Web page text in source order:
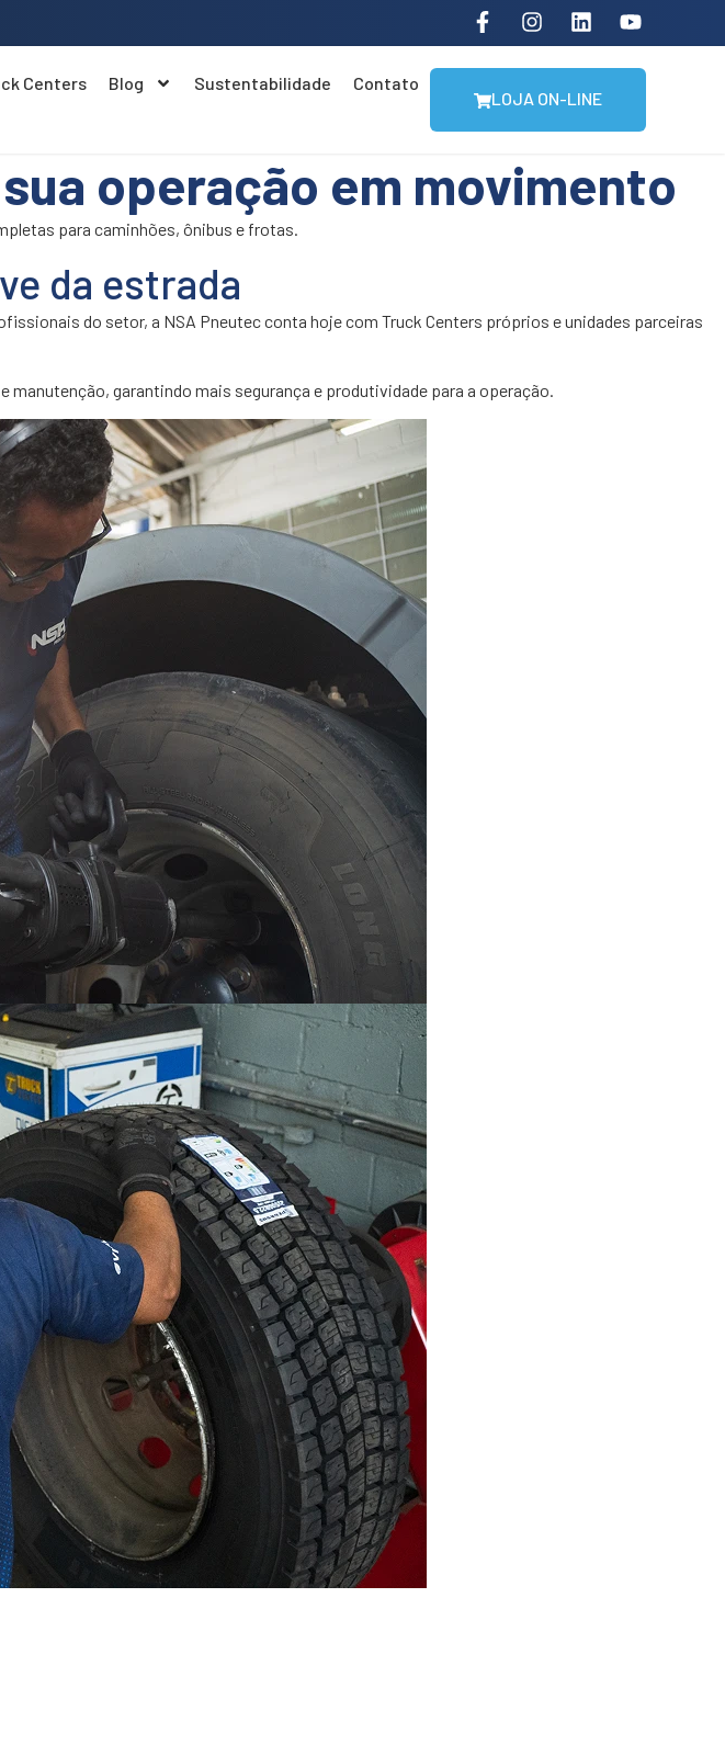
Centers Blog Sustentabilidade Contato
LOJA ON-LINE
sua operação em movimento
para caminhões, ônibus e frotas.
da estrada
do setor, a NSA Pneutec conta hoje com Truck Centers próprios e unidades parceiras
garantindo mais segurança e produtividade para a operação.